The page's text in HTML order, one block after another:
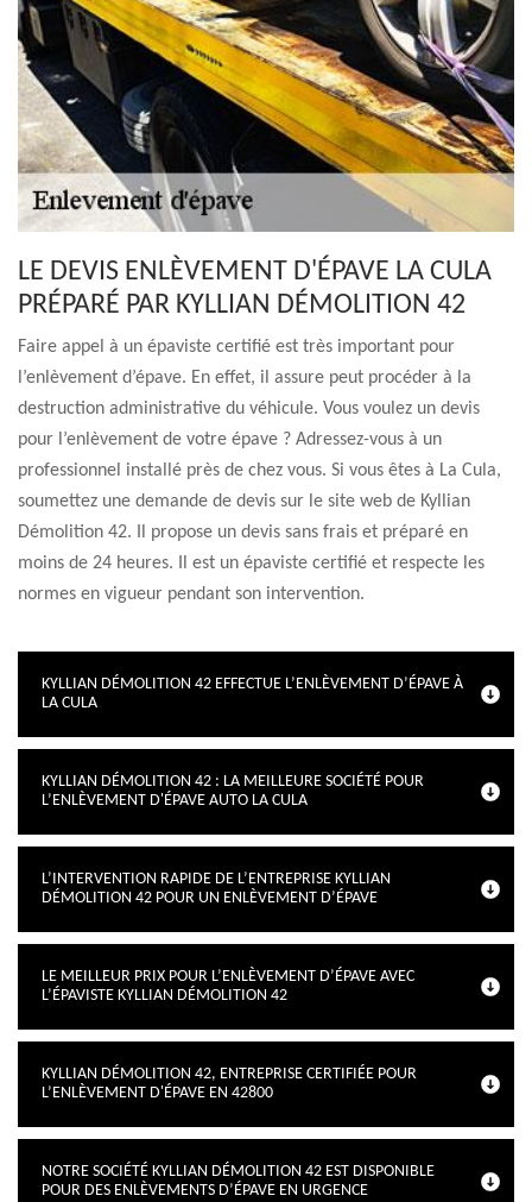
LE DEVIS ENLÈVEMENT D'ÉPAVE LA CULA
PRÉPARÉ PAR KYLLIAN DÉMOLITION 42
Faire appel à un épaviste certifié est très important pour
l’enlèvement d’épave. En effet, il assure peut procéder à la
destruction administrative du véhicule. Vous voulez un devis
pour l’enlèvement de votre épave ? Adressez-vous à un
professionnel installé près de chez vous. Si vous êtes à La Cula,
soumettez une demande de devis sur le site web de Kyllian
Démolition 42. Il propose un devis sans frais et préparé en
moins de 24 heures. Il est un épaviste certifié et respecte les
normes en vigueur pendant son intervention.
KYLLIAN DÉMOLITION 42 EFFECTUE L’ENLÈVEMENT D’ÉPAVE À
LA CULA
KYLLIAN DÉMOLITION 42 : LA MEILLEURE SOCIÉTÉ POUR
L’ENLÈVEMENT D'ÉPAVE AUTO LA CULA
L’INTERVENTION RAPIDE DE L’ENTREPRISE KYLLIAN
DÉMOLITION 42 POUR UN ENLÈVEMENT D’ÉPAVE
LE MEILLEUR PRIX POUR L’ENLÈVEMENT D’ÉPAVE AVEC
L’ÉPAVISTE KYLLIAN DÉMOLITION 42
KYLLIAN DÉMOLITION 42, ENTREPRISE CERTIFIÉE POUR
L’ENLÈVEMENT D'ÉPAVE EN 42800
NOTRE SOCIÉTÉ KYLLIAN DÉMOLITION 42 EST DISPONIBLE
POUR DES ENLÈVEMENTS D’ÉPAVE EN URGENCE